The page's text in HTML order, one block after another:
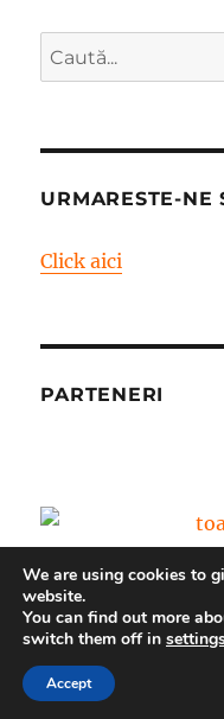
Caută
după:
URMARESTE-NE
Click aici
PARTENERI
Blog – World Vision
WordPress
We are using cookies to
website.
You can find out more
switch them off in
Accept